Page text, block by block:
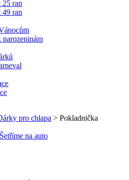
ran
ran
pro chlapa > Pokladnička